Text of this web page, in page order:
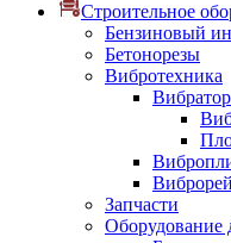
Строительное
Бензиновый
Бетонорезы
Вибротехника
Запчасти
Оборудование